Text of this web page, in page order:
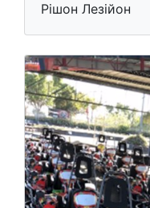
Рішон Лезійон